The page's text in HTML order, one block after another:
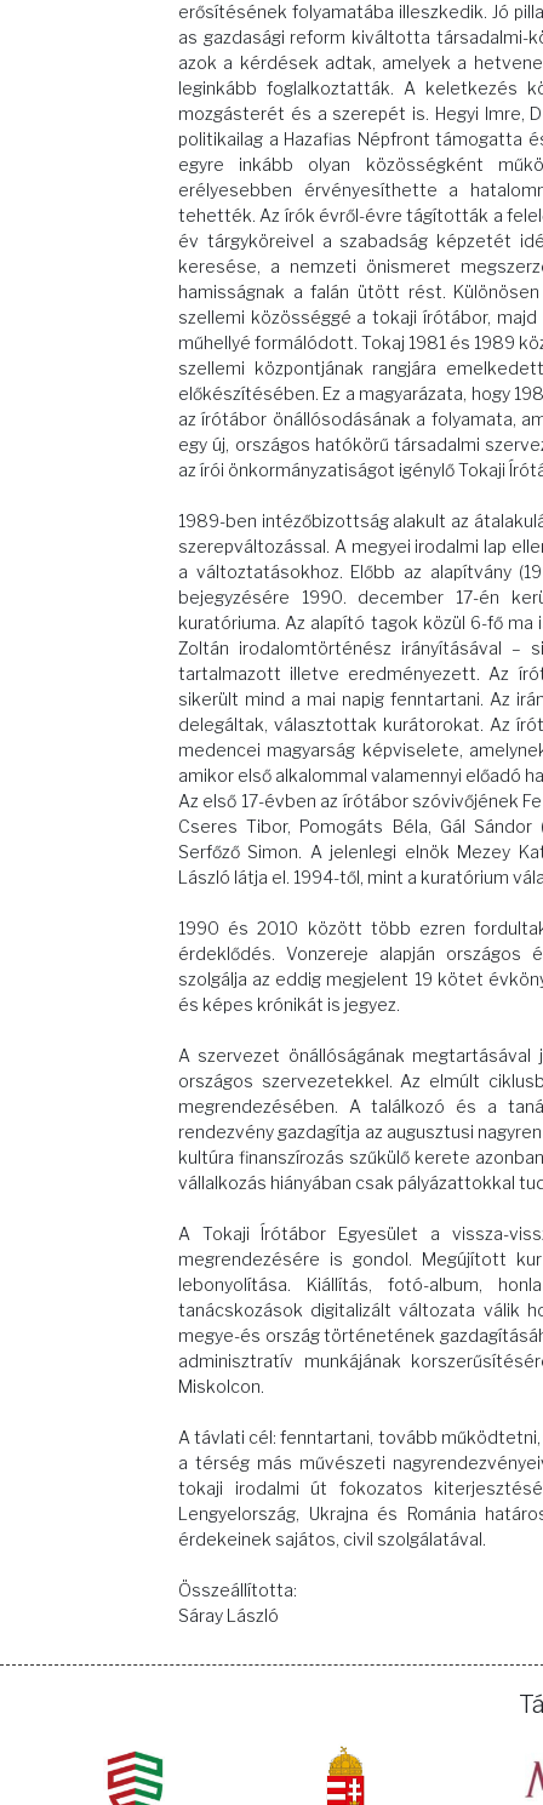
erősítésének folyamatába illeszkedik. Jó
as gazdasági reform kiváltotta társadalmi-
azok a kérdések adtak, amelyek a
leginkább foglalkoztatták. A keletkezés
mozgásterét és a szerepét is. Hegyi Imre,
politikailag a Hazafias Népfront támogatta
egyre inkább olyan közösségként
erélyesebben érvényesíthette a
tehették. Az írók évről-évre tágították a
év tárgyköreivel a szabadság képzetét
keresése, a nemzeti önismeret
hamisságnak a falán ütött rést.
szellemi közösséggé a tokaji írótábor,
műhellyé formálódott. Tokaj 1981 és 1989
szellemi központjának rangjára
előkészítésében. Ez a magyarázata, hogy
az írótábor önállósodásának a folyamata,
egy új, országos hatókörű társadalmi
az írói önkormányzatiságot igénylő Tokaji
1989-ben intézőbizottság alakult az
szerepváltozással. A megyei irodalmi lap
a változtatásokhoz. Előbb az alapítvány
bejegyzésére 1990. december 17-én
kuratóriuma. Az alapító tagok közül 6-fő
Zoltán irodalomtörténész irányításával –
tartalmazott illetve eredményezett. Az
sikerült mind a mai napig fenntartani. Az
delegáltak, választottak kurátorokat. Az
medencei magyarság képviselete,
amikor első alkalommal valamennyi előadó
Az első 17-évben az írótábor szóvivőjének
Cseres Tibor, Pomogáts Béla, Gál Sándor
Serfőző Simon. A jelenlegi elnök Mezey
László látja el. 1994-től, mint a kuratórium
1990 és 2010 között több ezren
érdeklődés. Vonzereje alapján országos
szolgálja az eddig megjelent 19 kötet
és képes krónikát is jegyez.
A szervezet önállóságának
országos szervezetekkel. Az elmúlt
megrendezésében. A találkozó és a
rendezvény gazdagítja az augusztusi
kultúra finanszírozás szűkülő kerete
vállalkozás hiányában csak pályázattokkal
A Tokaji Írótábor Egyesület a vissza-
megrendezésére is gondol. Megújított
lebonyolítása. Kiállítás, fotó-album,
tanácskozások digitalizált változata válik
megye-és ország történetének
adminisztratív munkájának
Miskolcon.
A távlati cél: fenntartani, tovább
a térség más művészeti
tokaji irodalmi út fokozatos
Lengyelország, Ukrajna és Románia
érdekeinek sajátos, civil szolgálatával.
Összeállította:
Sáray László